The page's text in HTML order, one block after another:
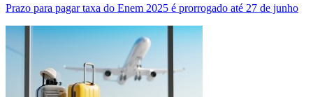
Prazo para pagar taxa do Enem 2025 é prorrogado até 27 de junho